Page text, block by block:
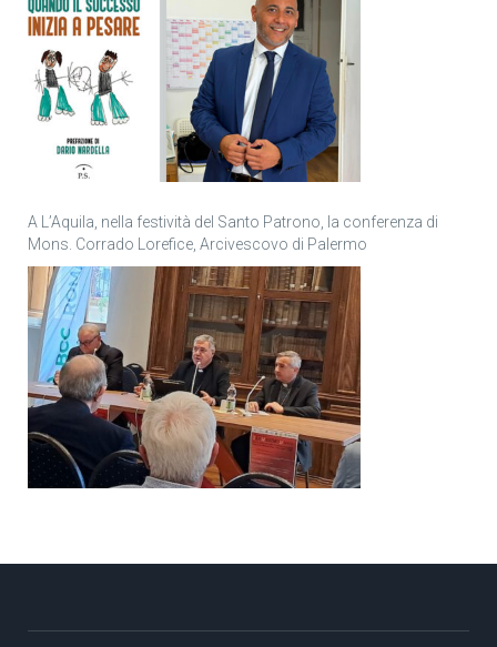
A L’Aquila, nella festività del Santo Patrono, la conferenza di
Mons. Corrado Lorefice, Arcivescovo di Palermo